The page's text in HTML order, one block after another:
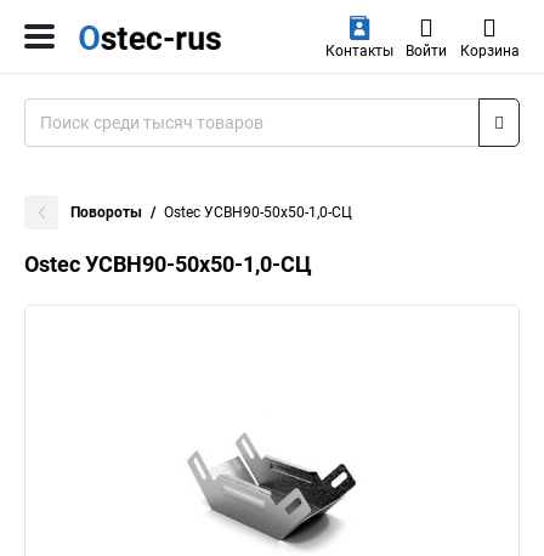
Контакты Войти Корзина
Повороты Ostec УСВН90-50х50-1,0-СЦ
Ostec УСВН90-50х50-1,0-СЦ